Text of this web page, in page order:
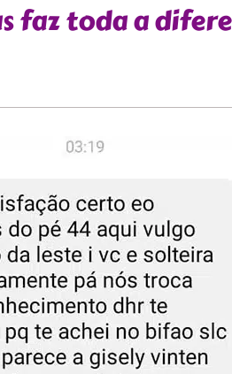
faz toda a